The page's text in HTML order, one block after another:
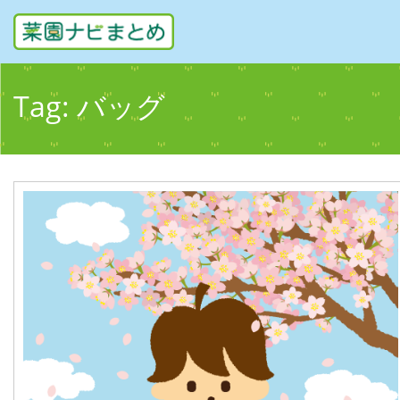
Tag: バッグ